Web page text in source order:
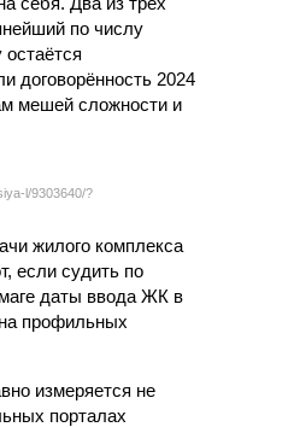
по числу
договорённость 2024
мешей сложности и
l/9303640/?
жилого комплекса
если судить по
даты ввода ЖК в
профильных
измеряется не
порталах